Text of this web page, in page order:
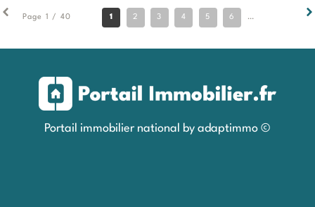
Page 1 / 40 1 2 3 4 5 6 9
Portail immobilier national by adaptimmo ©